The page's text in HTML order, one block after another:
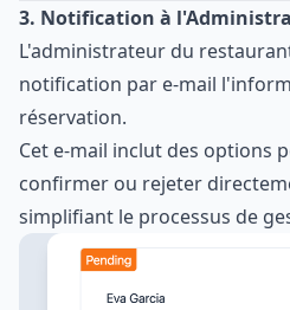
3. Notification à
L'administrateur du
notification par e-mail
réservation.
Cet e-mail inclut des options
confirmer ou rejeter
simplifiant le processus de